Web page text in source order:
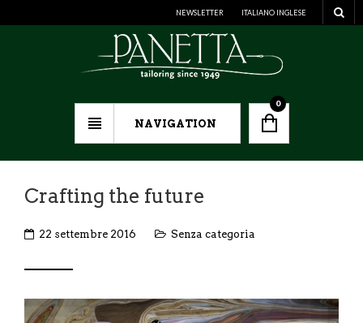
NEWSLETTER ITALIANO INGLESE
NAVIGATION
0
Crafting the future
22 settembre 2016 Senza categoria